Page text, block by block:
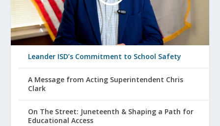
Leander ISD’s Commitment to School Safety
A Message from Acting Superintendent Chris
Clark
On The Street: Juneteenth & Shaping a Path for
Educational Access